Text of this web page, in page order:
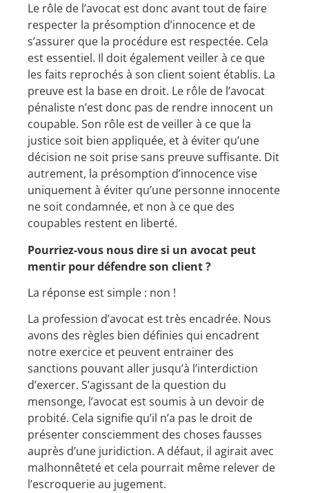
Le rôle de l’avocat est donc avant tout de faire
respecter la présomption d’innocence et de
s’assurer que la procédure est respectée. Cela
est essentiel. Il doit également veiller à ce que
les faits reprochés à son client soient établis. La
preuve est la base en droit. Le rôle de l’avocat
pénaliste n’est donc pas de rendre innocent un
coupable. Son rôle est de veiller à ce que la
justice soit bien appliquée, et à éviter qu’une
décision ne soit prise sans preuve suffisante. Dit
autrement, la présomption d’innocence vise
uniquement à éviter qu’une personne innocente
ne soit condamnée, et non à ce que des
coupables restent en liberté.
Pourriez-vous nous dire si un avocat peut
mentir pour défendre son client ?
La réponse est simple : non !
La profession d’avocat est très encadrée. Nous
avons des règles bien définies qui encadrent
notre exercice et peuvent entrainer des
sanctions pouvant aller jusqu’à l’interdiction
d’exercer. S’agissant de la question du
mensonge, l’avocat est soumis à un devoir de
probité. Cela signifie qu’il n’a pas le droit de
présenter consciemment des choses fausses
auprès d’une juridiction. A défaut, il agirait avec
malhonnêteté et cela pourrait même relever de
l’escroquerie au jugement.